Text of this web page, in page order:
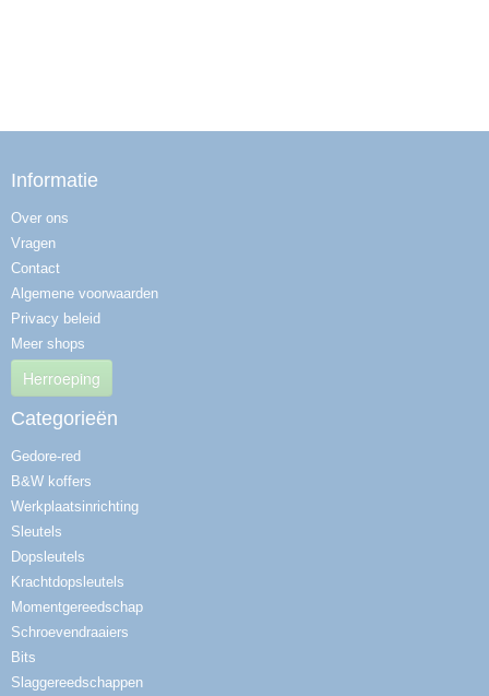
Informatie
Over ons
Vragen
Contact
Algemene voorwaarden
Privacy beleid
Meer shops
Herroeping
Categorieën
Gedore-red
B&W koffers
Werkplaatsinrichting
Sleutels
Dopsleutels
Krachtdopsleutels
Momentgereedschap
Schroevendraaiers
Bits
Slaggereedschappen